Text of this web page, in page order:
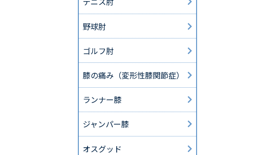
野球肘
ゴルフ肘
膝の痛み（変形性膝関節症）
ランナー膝
ジャンパー膝
オスグッド